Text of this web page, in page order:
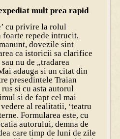
mult prea rapid
cu privire la rolul
foarte repede intrucit,
dovezile sint
ca istoricii sa clarifice
nu de „tradarea
adauga si un citat din
presedintele Traian
si cu asta autorul
si de fapt cel mai
al realitatii, ‘teatru
Formularea este, cu
autorului, demna de
care timp de luni de zile